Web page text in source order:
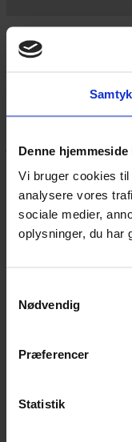
Denne
Vi bruger cookies
analysere vores
sociale medier,
oplysninger, du har
Nødvendig
Præferencer
Statistik
Yarn Every Wear
Hvis du bøvler med
jeg dig på vej.
Vestergade 12
60 51 96 50
CVR 43041649
Facebook-f Instagram
Handelsbetingelser
Handelsbetingelser